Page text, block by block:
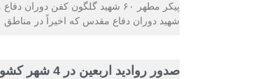
شهید دوران دفاع مقدس که اخیراً در مناطق
صدور روادید اربعین در 4 شهر کشور از هفته آینده